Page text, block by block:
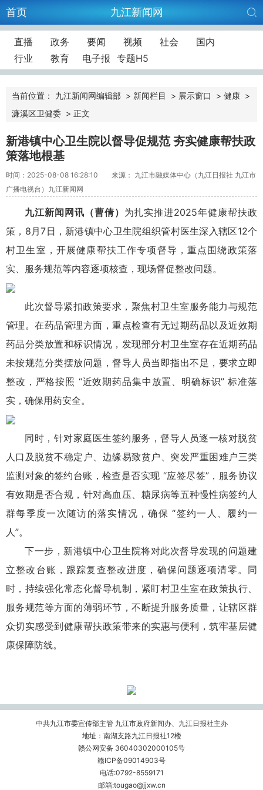
首页 九江新闻网
直播 政务 要闻 视频 社会
国内
行业
教育 电子报 专题H5
当前位置： 九江新闻网编辑部 > 新闻栏目 > 展示窗口 > 健康 >
濂溪区卫健委 > 正文
新港镇中心卫生院以督导促规范 夯实健康帮扶政
策落地根基
时间：2025-08-08 16:28:10
来源： 九江市融媒体中心（九江日报社 九江市
广播电视台）九江新闻网
九江新闻网讯（曹倩） 为扎实推进2025年健康帮扶政
策，8月7日，新港镇中心卫生院组织管村医生深入辖区12个
村卫生室，开展健康帮扶工作专项督导，重点围绕政策落
实、服务规范等内容逐项核查，现场督促整改问题。
此次督导紧扣政策要求，聚焦村卫生室服务能力与规范
管理。在药品管理方面，重点检查有无过期药品以及近效期
药品分类放置和标识情况，发现部分村卫生室存在近期药品
未按规范分类摆放问题，督导人员当即指出不足，要求立即
整改，严格按照 “近效期药品集中放置、明确标识” 标准落
实，确保用药安全。
同时，针对家庭医生签约服务，督导人员逐一核对脱贫
人口及脱贫不稳定户、边缘易致贫户、突发严重困难户三类
监测对象的签约台账，检查是否实现 “应签尽签”，服务协议
有效期是否合规，针对高血压、糖尿病等五种慢性病签约人
群每季度一次随访的落实情况，确保 “签约一人、履约一
人”。
下一步，新港镇中心卫生院将对此次督导发现的问题建
立整改台账，跟踪复查整改进度，确保问题逐项清零。同
时，持续强化常态化督导机制，紧盯村卫生室在政策执行、
服务规范等方面的薄弱环节，不断提升服务质量，让辖区群
众切实感受到健康帮扶政策带来的实惠与便利，筑牢基层健
康保障防线。
中共九江市委宣传部主管 九江市政府新闻办、九江日报社主办
地址：南湖支路九江日报社12楼
赣公网安备 36040302000105号
赣ICP备09014903号
电话:0792-8559171
邮箱:tougao@jjxw.cn